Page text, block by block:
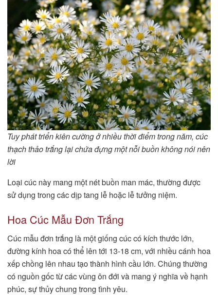
Tuy phát triển kiên cường ở nhiều thời điểm trong năm, cúc
thạch thảo trắng lại chứa đựng một nỗi buồn không nói nên
lời
Loại cúc này mang một nét buồn man mác, thường được
sử dụng trong các dịp tang lễ hoặc lễ tưởng niệm.
Hoa Cúc Mẫu Đơn Trắng
Cúc mẫu đơn trắng là một giống cúc có kích thước lớn,
đường kính hoa có thể lên tới 13-18 cm, với nhiều cánh hoa
xếp chồng lên nhau tạo thành hình cầu lớn. Chúng thường
có nguồn gốc từ các vùng ôn đới và mang ý nghĩa về hạnh
phúc, sự thủy chung trong tình yêu.